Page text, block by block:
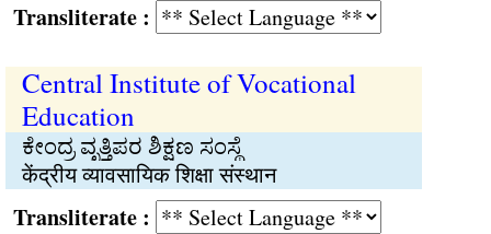
:
Central Institute of Vocational
Education
ಕೇಂದ್ರ ವೃತ್ತಿಪರ ಶಿಕ್ಷಣ ಸಂಸ್ಥೆ
केंद्रीय व्यावसायिक शिक्षा संस्थान
: